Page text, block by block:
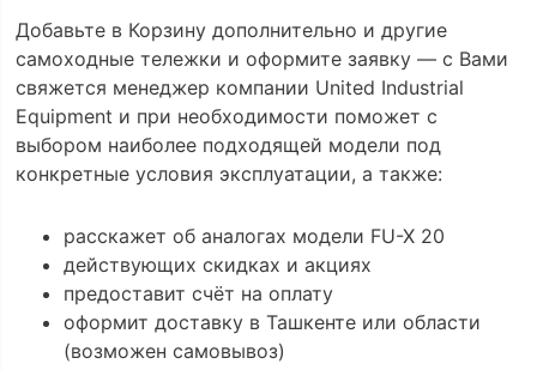
Добавьте в Корзину дополнительно и другие
самоходные тележки и оформите заявку — с Вами
свяжется менеджер компании United Industrial
Equipment и при необходимости поможет с
выбором наиболее подходящей модели под
конкретные условия эксплуатации, а также:
расскажет об аналогах модели FU-X 20
действующих скидках и акциях
предоставит счёт на оплату
оформит доставку в Ташкенте или области
(возможен самовывоз)